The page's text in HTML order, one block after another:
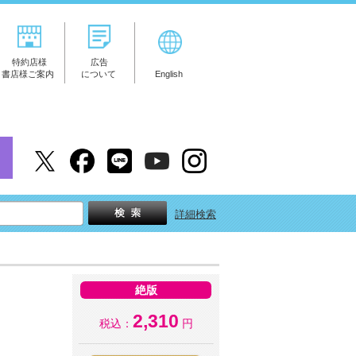
特約店様
書店様ご案内
広告
について
English
詳細検索
絶版
税込： 2,310 円